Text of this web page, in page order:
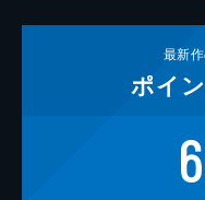
最新
ポイ